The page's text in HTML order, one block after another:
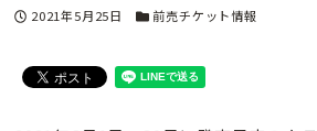
投稿日
2021年5月25日 カテゴリー
前売チケット情報